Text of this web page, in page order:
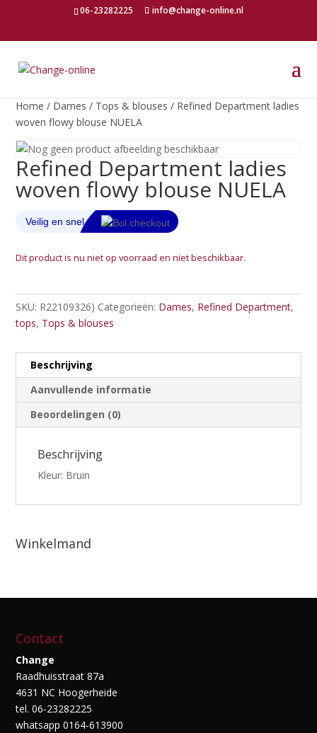
06-23282225 info@change-online.nl
Home / Dames / Tops & blouses / Refined Department ladies
woven flowy blouse NUELA
Refined Department ladies
woven flowy blouse NUELA
Dit product is nu niet op voorraad en niet beschikbaar.
SKU: R22109326) Categorieën: Dames, Refined Department,
tops, Tops & blouses
Beschrijving
Aanvullende informatie
Beoordelingen (0)
Beschrijving
Kleur: Bruin
Winkelmand
Contact
Change
Raadhuisstraat 87a
4631 NC Hoogerheide
tel. 06-23282225
whatsapp 0164-613900